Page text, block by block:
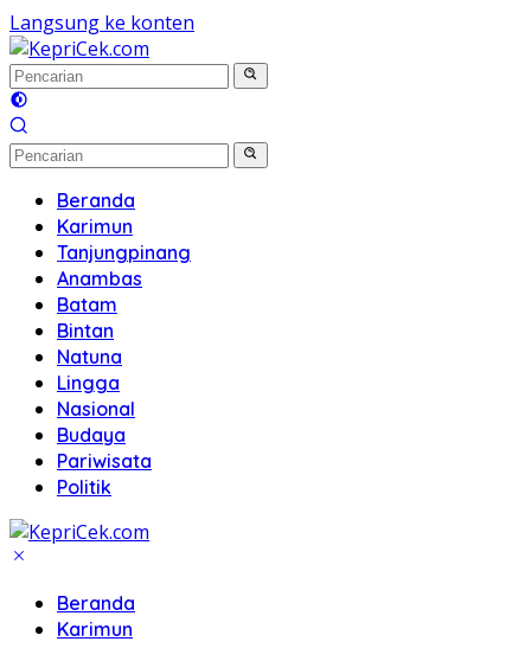
Langsung ke konten
Beranda
Karimun
Tanjungpinang
Anambas
Batam
Bintan
Natuna
Lingga
Nasional
Budaya
Pariwisata
Politik
Beranda
Karimun